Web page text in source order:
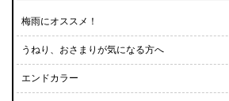
梅雨にオススメ！
うねり、おさまりが気になる方へ
エンドカラー